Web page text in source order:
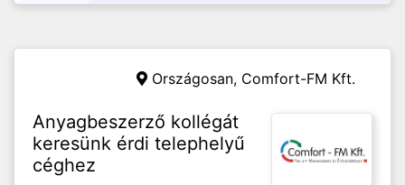
Országosan, Comfort-FM Kft.
Anyagbeszerző kollégát
keresünk érdi telephelyű
céghez